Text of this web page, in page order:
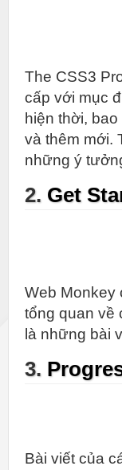
The CSS3
cấp với mục
hiện thời,
và thêm mới.
những ý
2. Get
Web Monkey
tổng quan về
là những bài
3.
Bài viết của